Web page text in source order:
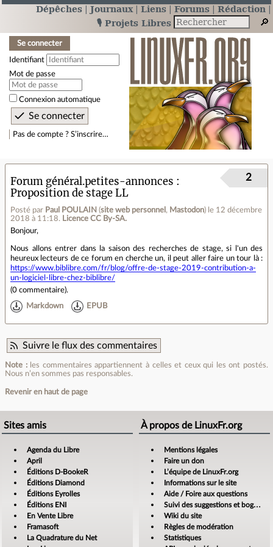
Dépêches Journaux Liens Forums
Rédaction
🎙️ Projets Libres
Se connecter
Identifiant
Mot de passe
Connexion automatique
Pas de compte ? S’inscrire…
Forum général.petites-annonces
Proposition de stage LL
Posté par Paul POULAIN (site web personnel , Mastodon) le 12 décembre
2018 à 11:18. Licence CC By‑SA.
2
Bonjour,
Nous allons entrer dans la saison des recherches de stage, si l'un des
heureux lecteurs de ce forum en cherche un, il peut aller faire un tour là :
https://www.biblibre.com/fr/blog/offre-de-stage-2019-contribution-a-
un-logiciel-libre-chez-biblibre/
(0 commentaire).
Markdown EPUB
Suivre le flux des commentaires
Note :les commentaires appartiennent à celles et ceux qui les ont postés.
Nous n’en sommes pas responsables.
Revenir en haut de page
Sites amis
Agenda du Libre
April
Éditions D-BookeR
Éditions Diamond
Éditions Eyrolles
Éditions ENI
En Vente Libre
Framasoft
La Quadrature du Net
À propos de LinuxFr.org
Mentions légales
Faire un don
L’équipe de LinuxFr.org
Informations sur le site
Aide / Foire aux questions
Suivi des suggestions et bogues
Wiki du site
Règles de modération
Statistiques